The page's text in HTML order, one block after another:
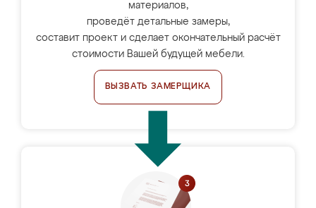
материалов,
проведёт детальные замеры,
составит проект и сделает окончательный расчёт
стоимости Вашей будущей мебели.
ВЫЗВАТЬ ЗАМЕРЩИКА